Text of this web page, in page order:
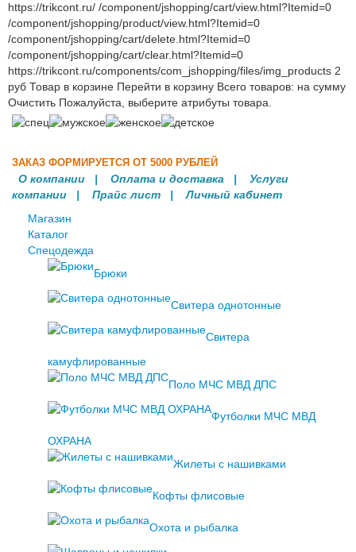
https://trikcont.ru/ /component/jshopping/cart/view.html?Itemid=0
/component/jshopping/product/view.html?Itemid=0
/component/jshopping/cart/delete.html?Itemid=0
/component/jshopping/cart/clear.html?Itemid=0
https://trikcont.ru/components/com_jshopping/files/img_products 2
руб Товар в корзине Перейти в корзину Всего товаров: на сумму
Очистить Пожалуйста, выберите атрибуты товара.
ЗАКАЗ ФОРМИРУЕТСЯ ОТ 5000 РУБЛЕЙ
О компании | Оплата и доставка | Услуги
компании | Прайс лист |Личный кабинет
Магазин
Каталог
Спецодежда
Брюки
Свитера однотонные
Свитера
камуфлированные
Поло МЧС МВД ДПС
Футболки МЧС МВД
ОХРАНА
Жилеты с нашивками
Кофты флисовые
Охота и рыбалка